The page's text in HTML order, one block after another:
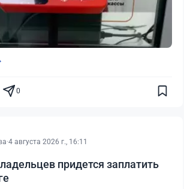
0
·4 августа 2026 г., 16:11
придется заплатить